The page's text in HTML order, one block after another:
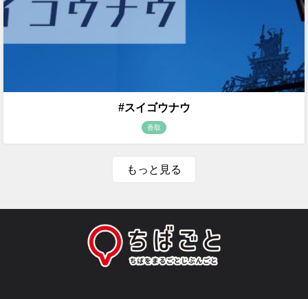
#スイゴウナウ
香取
もっと見る